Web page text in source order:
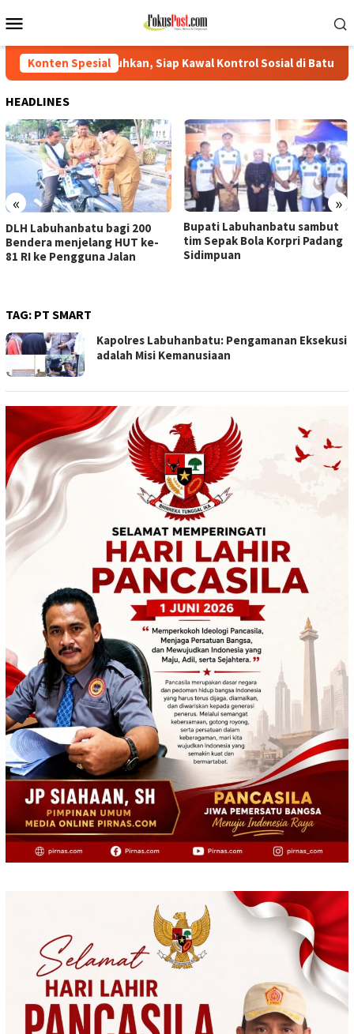
ke
Mobile
Konten Spesial
Siap Kawal Kontrol Sosial di Batu Bara periode
HEADLINES
« »
DLH Labuhanbatu bagi 200
Bendera menjelang HUT ke-
81 RI ke Pengguna Jalan
Bupati Labuhanbatu sambut
tim Sepak Bola Korpri Padang
Sidimpuan
TAG: PT SMART
Kapolres Labuhanbatu: Pengamanan Eksekusi
adalah Misi Kemanusiaan